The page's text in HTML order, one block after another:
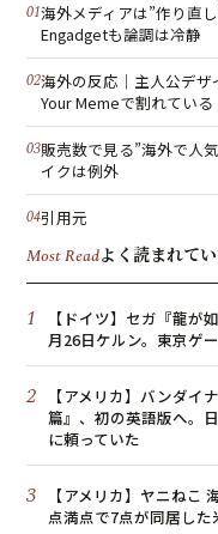
海外メディアは”作り直
Engadgetも論調は冷静
海外の反応｜主人公デ
Your Memeで割れている
販売数で見る”海外で人
イクは例外
引用元
Most Readよく読まれて
1
【ドイツ】セガ『龍が
月26日ケルン。東京ゲ
2
【アメリカ】バンダイ
篇』、初の英語版へ。
に頼っていた
3
【アメリカ】ヤニねこ
点満点で7点が同居した